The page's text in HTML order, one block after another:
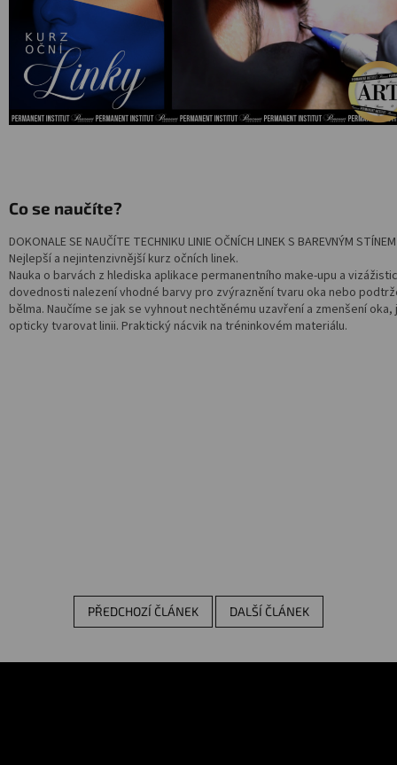
Salony
Přihlášení
Co se naučíte?
DOKONALE SE NAUČÍTE TECHNIKU LINIE OČNÍCH LINEK S BAREVNÝM STÍNEM
Nejlepší a nejintenzivnější kurz očních linek.
Nauka o barvách z hlediska aplikace permanentního make-upu a
dovednosti nalezení vhodné barvy pro zvýraznění tvaru oka nebo
bělma. Naučíme se jak se vyhnout nechtěnému uzavření a zmenšení
opticky tvarovat linii. Praktický nácvik na tréninkovém materiálu.
PŘEDCHOZÍ ČLÁNEK DALŠÍ ČLÁNEK